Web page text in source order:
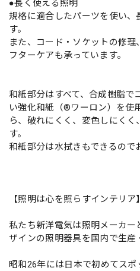
●長く使える照明
規格に適合したパーツを使い、
す。
また、コード・ソケットの修
フターケアも承っています。
和紙部分はすべて、合成樹脂で
い強化和紙（®ワーロン）を使
ら、破れにくく、変色しにく
す。
和紙部分は水拭きもできるので
【照明は心を照らすインテリア】
私たち新洋電気は照明メーカ
ザインの照明器具を国内で生産
昭和26年には日本で初めてス